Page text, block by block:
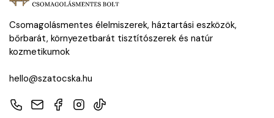
Csomagolásmentes élelmiszerek, háztartási eszközök,
bőrbarát, környezetbarát tisztítószerek és natúr
kozmetikumok
hello@szatocska.hu
TelefonE-mailFacebook
Instagram
TikTok